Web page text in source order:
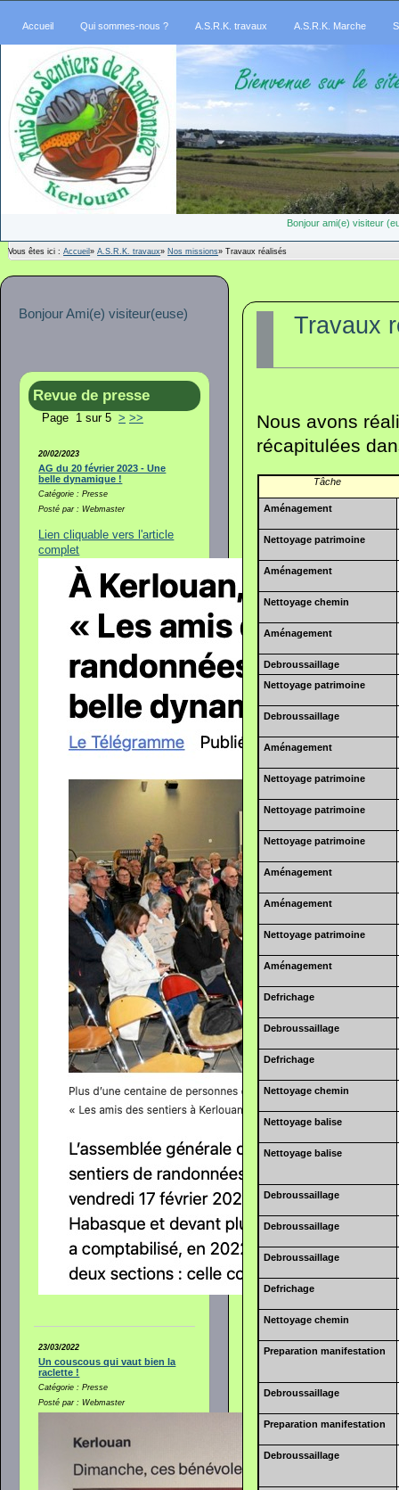
Accueil Qui sommes-nous ? A.S.R.K. travaux A.S.R.K. Marche
Bonjour ami(e) visiteur
Vous êtes ici :Accueil»A.S.R.K. travaux» Nos missions»Travaux réalisés
Bonjour Ami(e) visiteur(euse)
Revue de presse
Page 1 sur 5 > >>
20/02/2023
AG du 20 février 2023 - Une
belle dynamique !
Catégorie : Presse
Posté par : Webmaster
Lien cliquable vers l'article
complet
23/03/2022
Un couscous qui vaut bien la
raclette !
Catégorie : Presse
Posté par : Webmaster
Travaux
Nous avons
récapitulées
Tâche
Aménagement
Nettoyage patrimoine
Aménagement
Nettoyage chemin
Aménagement
Debroussaillage
Nettoyage patrimoine
Debroussaillage
Aménagement
Nettoyage patrimoine
Nettoyage patrimoine
Nettoyage patrimoine
Aménagement
Aménagement
Nettoyage patrimoine
Aménagement
Defrichage
Debroussaillage
Defrichage
Nettoyage chemin
Nettoyage balise
Nettoyage balise
Debroussaillage
Debroussaillage
Debroussaillage
Defrichage
Nettoyage chemin
Preparation manifestation
Debroussaillage
Preparation manifestation
Debroussaillage